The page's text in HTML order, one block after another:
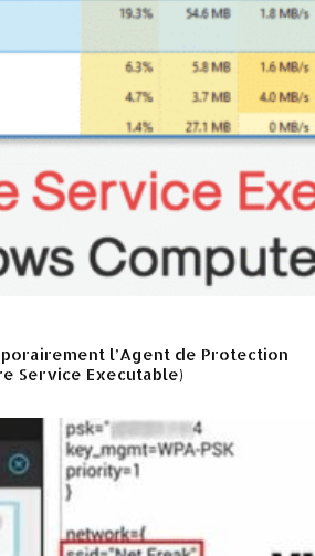
l’Agent de Protection
Service Executable)